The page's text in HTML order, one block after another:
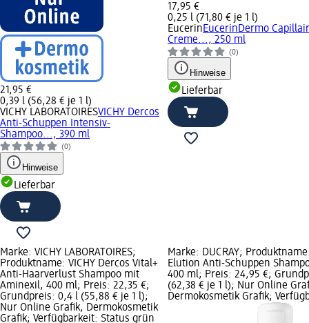
21,95 €
0,39 l (56,28 € je 1 l)
VICHY LABORATOIRESVICHY Dercos
Anti-Schuppen Intensiv-
Shampoo..., 390 ml
(0)
Hinweise
Lieferbar
17,95 €
0,25 l (71,80 € je 1 l)
EucerinEucerinDermo
Creme..., 250 ml
(0)
Hinweise
Lieferbar
Marke: VICHY LABORATOIRES;
Produktname: VICHY Dercos Vital+
Anti-Haarverlust Shampoo mit
Aminexil, 400 ml; Preis: 22,35 €;
Grundpreis: 0,4 l (55,88 € je 1 l);
Nur Online Grafik, Dermokosmetik
Grafik; Verfügbarkeit: Status grün
Marke: DUCRAY;
Elution Anti-Schuppen
400 ml; Preis: 24,95 €;
(62,38 € je 1 l); Nur Online
Dermokosmetik Grafik;